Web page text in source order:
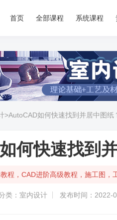
首页 全部课程 系统课程
>AutoCAD如何快速找到并居中图纸
何快速找到
程，CAD进阶高级教程，施工图
类：室内设计 发布时间：2022-